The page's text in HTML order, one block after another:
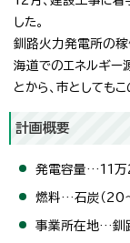
した。
釧路火力発電所の稼
海道でのエネルギー
とから、市としても
計画概要
発電容量…11
燃料…石炭（20
事業所在地…釧